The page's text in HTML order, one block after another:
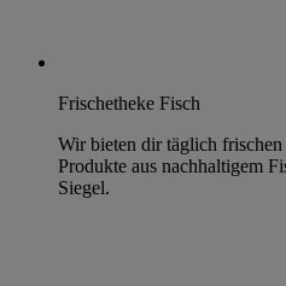
Frischetheke Fisch
Wir bieten dir täglich
Produkte aus nachhaltigem
Siegel.